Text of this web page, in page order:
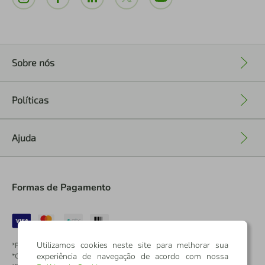
Sobre nós
Políticas
Ajuda
Formas de Pagamento
*Pontos dos Cartões Sicredi
*Cartões Sicredi
Utilizamos cookies neste site para melhorar sua
experiência de navegação de acordo com nossa